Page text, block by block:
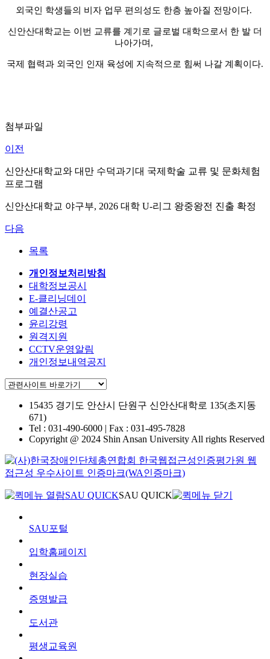
외국인 학생들의 비자 업무 편의성도 한층 높아질 전망이다.
신안산대학교는 이번 교류를 계기로 글로벌 대학으로서 한 발 더
나아가며 ,
국제 협력과 외국인 인재 육성에 지속적으로 힘써 나갈 계획이다.
첨부파일
이전
신안산대학교와 대만 수덕과기대 국제학술 교류 및 문화체험
프로그램
신안산대학교 야구부, 2026 대학 U-리그 왕중왕전 진출 확정
다음
목록
개인정보처리방침
대학정보공시
E-클리닝데이
예결산공고
윤리강령
원격지원
CCTV운영알림
개인정보내역공지
15435 경기도 안산시 단원구 신안산대학로 135(초지동
671)
Tel : 031-490-6000 | Fax : 031-495-7828
Copyright @ 2024 Shin Ansan University All rights Reserved
SAU QUICKSAU QUICK
SAU포털
입학홈페이지
현장실습
증명발급
도서관
평생교육원